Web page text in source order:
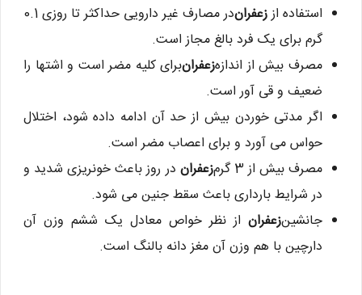
استفاده اززعفران
در مصارف غیر دارویی حداکثر تا روزی 0.1
گرم برای یک فرد بالغ مجاز است.
مصرف بیش از اندازهزعفرانبرای کلیه مضر است و اشتها را
ضعیف و قی آور است.
اگر مدتی خوردن بیش از حد آن ادامه داده شود، اختلال
حواس می آورد و برای اعصاب مضر است.
مصرف بیش از 3 گرم
زعفران در روز باعث خونریزی شدید و
در شرایط بارداری باعث سقط جنین می شود.
جانشینزعفران از نظر خواص معادل یک ششم وزن آن
دارچین با هم وزن آن مغز دانه بالنگ است.